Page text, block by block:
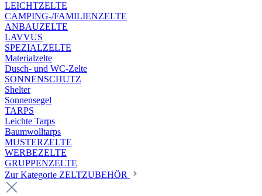
LEICHTZELTE
CAMPING-/FAMILIENZELTE
ANBAUZELTE
LAVVUS
SPEZIALZELTE
Materialzelte
Dusch- und WC-Zelte
SONNENSCHUTZ
Shelter
Sonnensegel
TARPS
Leichte Tarps
Baumwolltarps
MUSTERZELTE
WERBEZELTE
GRUPPENZELTE
Zur Kategorie ZELTZUBEHÖR